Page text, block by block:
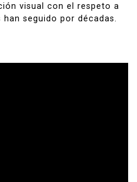
visual con el respeto a
seguido por décadas.